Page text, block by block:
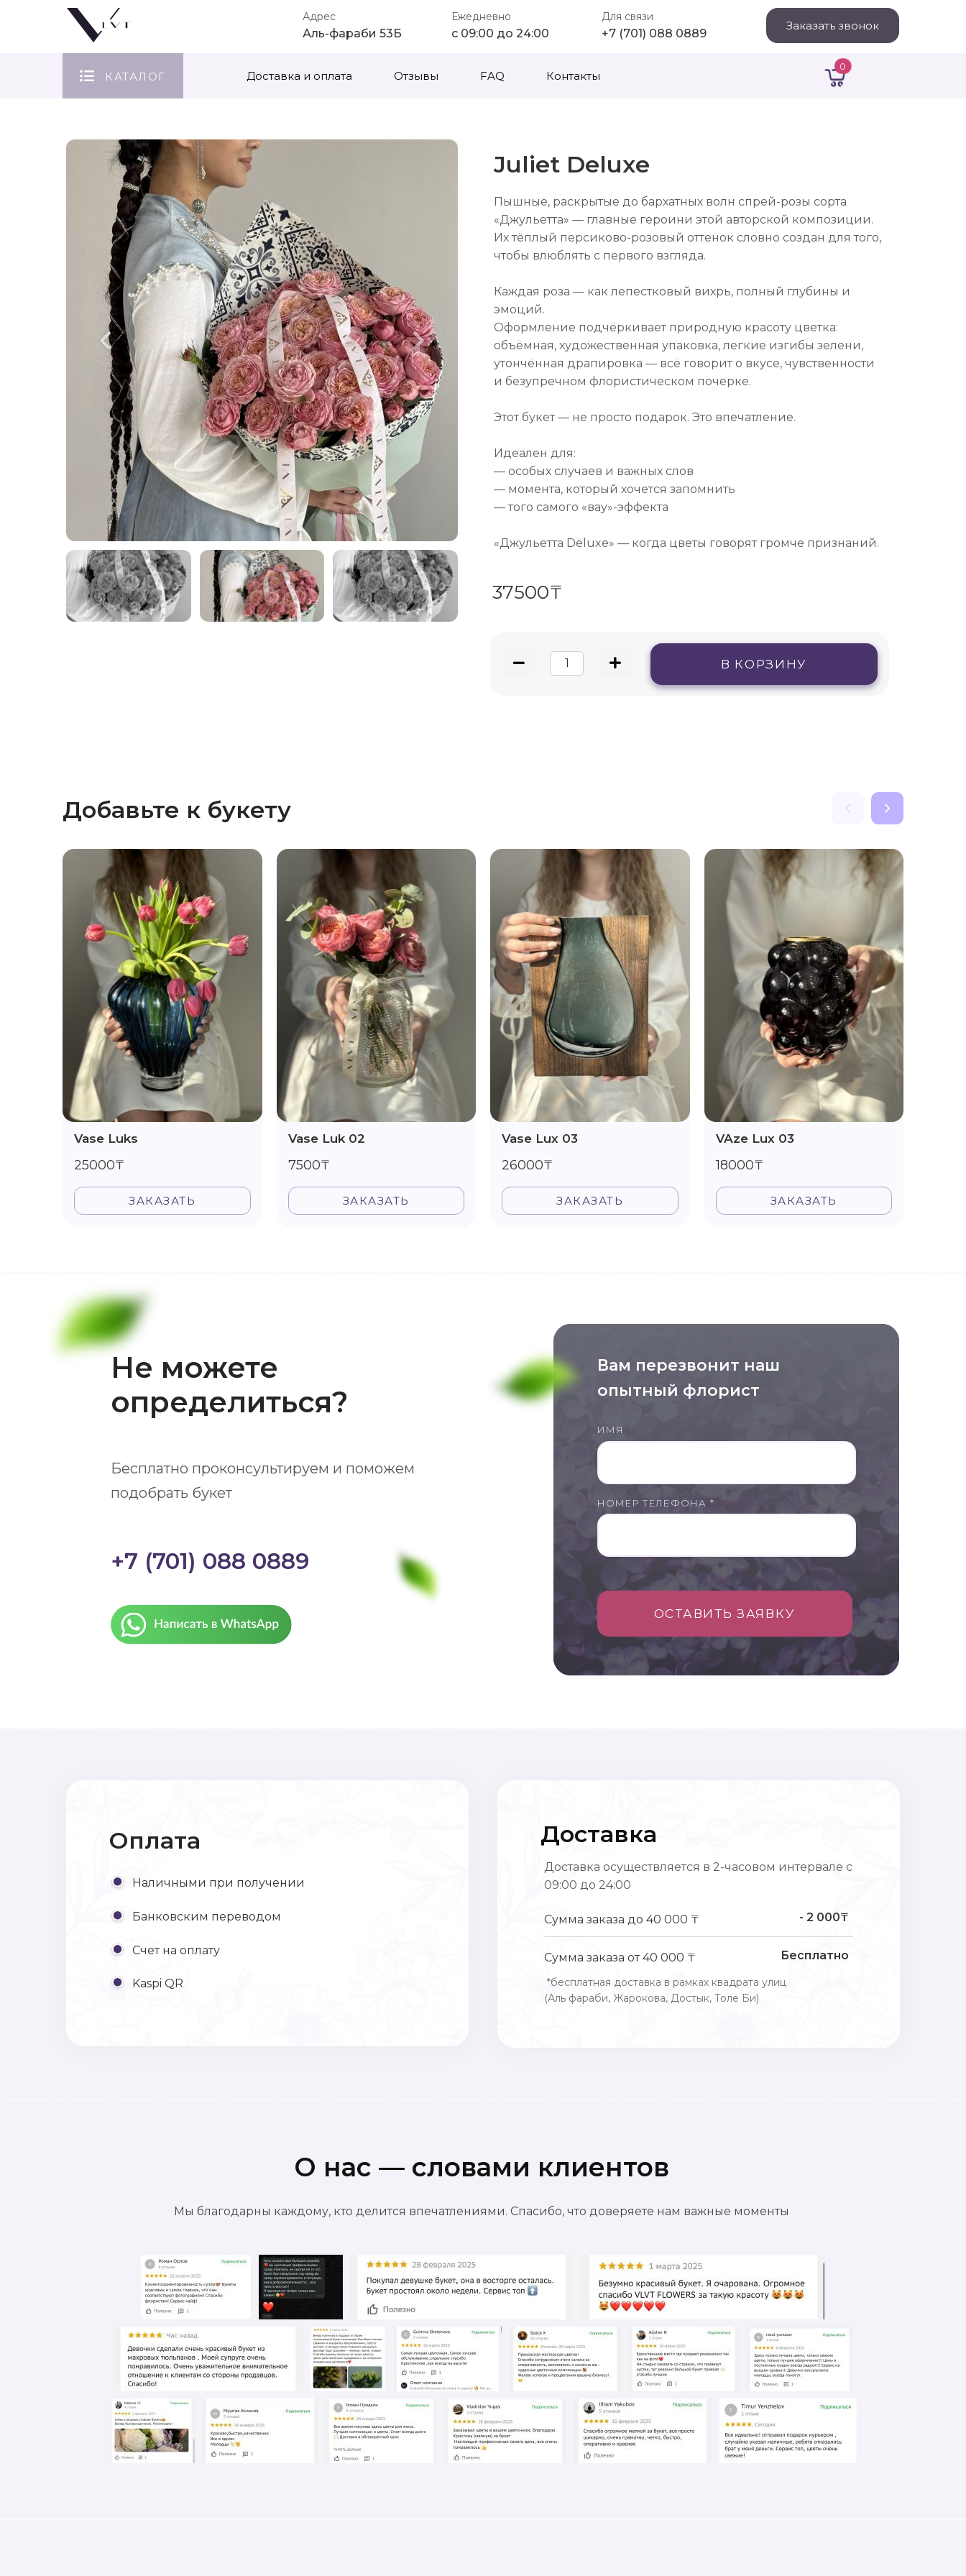
Адрес
Аль-фараби 53Б
Ежедневно
с 09:00 до 24:00
Для связи
+7 (701) 088 0889
Заказать звонок
КАТАЛОГ Доставка и оплата Отзывы FAQ Контакты
0
Juliet Deluxe
Пышные, раскрытые до бархатных волн спрей-розы сорта
«Джульетта» — главные героини этой авторской композиции.
Их тёплый персиково-розовый оттенок словно создан для того,
чтобы влюблять с первого взгляда.
Каждая роза — как лепестковый вихрь, полный глубины и
эмоций.
Оформление подчёркивает природную красоту цветка:
объёмная, художественная упаковка, легкие изгибы зелени,
утончённая драпировка — всё говорит о вкусе, чувственности
и безупречном флористическом почерке.
Этот букет — не просто подарок. Это впечатление.
Идеален для:
— особых случаев и важных слов
— момента, который хочется запомнить
— того самого «вау»-эффекта
«Джульетта Deluxe» — когда цветы говорят громче признаний.
37500₸
В КОРЗИНУ
Добавьте к букету
Vase Luks
25000₸
ЗАКАЗАТЬ
Vase Luk 02
7500₸
ЗАКАЗАТЬ
Vase Lux 03
26000₸
ЗАКАЗАТЬ
VAze Lux 03
18000₸
ЗАКАЗАТЬ
Не можете
определиться?
Бесплатно проконсультируем и поможем
подобрать букет
+7 (701) 088 0889
Вам перезвонит наш
опытный флорист
ИМЯ
НОМЕР ТЕЛЕФОНА *
ОСТАВИТЬ ЗАЯВКУ
Оплата
Наличными при получении
Банковским переводом
Счет на оплату
Kaspi QR
Доставка
Доставка осуществляется в 2-часовом интервале с
09:00 до 24:00
Сумма заказа до 40 000 ₸ - 2 000₸
Сумма заказа от 40 000 ₸ Бесплатно
*бесплатная доставка в рамках квадрата улиц
(Аль фараби, Жарокова, Достык, Толе Би)
О нас — словами клиентов
Мы благодарны каждому, кто делится впечатлениями. Спасибо, что доверяете нам важные моменты